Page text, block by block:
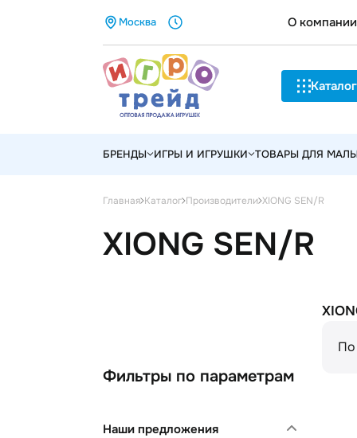
Москва О компании
Каталог
БРЕНДЫ ИГРЫ И ИГРУШКИ ТОВАРЫ ДЛЯ
Главная Каталог Производители XIONG SEN/R
XIONG SEN/R
Фильтры по параметрам
Наши предложения
По